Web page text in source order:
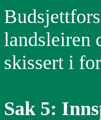
landsleiren
skissert i
Sak 5: